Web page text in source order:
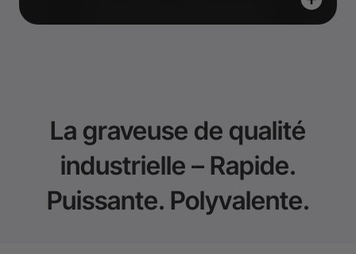
La graveuse de qualité
industrielle – Rapide.
Puissante. Polyvalente.